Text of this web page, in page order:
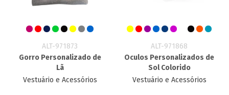
ALT-971873
Gorro Personalizado de
Lã
Vestuário e Acessórios
ALT-971868
Oculos Personalizados de
Sol Colorido
Vestuário e Acessórios